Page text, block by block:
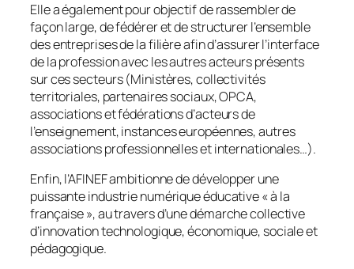
Elle a également pour objectif de rassembler de
façon large, de fédérer et de structurer l’ensemble
des entreprises de la filière afin d’assurer l’interface
de la profession avec les autres acteurs présents
sur ces secteurs (Ministères, collectivités
territoriales, partenaires sociaux, OPCA,
associations et fédérations d’acteurs de
l’enseignement, instances européennes, autres
associations professionnelles et internationales…).
Enfin, l’AFINEF ambitionne de développer une
puissante industrie numérique éducative «à la
française», au travers d’une démarche collective
d’innovation technologique, économique, sociale et
pédagogique.